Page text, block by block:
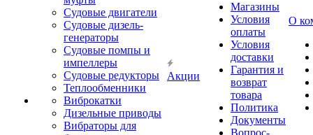
Судовые двигатели
Судовые дизель-
генераторы
Судовые помпы и
импеллеры
Судовые редукторы
Теплообменники
Виброкатки
Дизельные приводы
Вибраторы для
Акции
Магазины
Условия
оплаты
Условия
доставки
Гарантия и
возврат
товара
Политика
Документы
Вопрос-
О